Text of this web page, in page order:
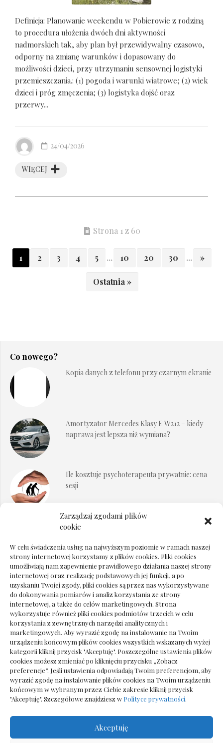
Zarządzaj zgodami plików
cookie
W celu świadczenia usług na najwyższym poziomie w ramach naszej
strony internetowej korzystamy z plików cookies. Pliki cookies
umożliwiają nam zapewnienie prawidłowego działania naszej strony
internetowej oraz realizację podstawowych jej funkcji, a po
uzyskaniu Twojej zgody, pliki cookies są przez nas wykorzystywane
do dokonywania pomiarów i analiz korzystania ze strony
internetowej, a także do celów marketingowych. Strona
wykorzystuje również pliki cookies podmiotów trzecich w celu
korzystania z zewnętrznych narzędzi analitycznych i
marketingowych. Aby wyrazić zgodę na instalowanie na Twoim
urządzeniu końcowym plików cookies wszystkich wskazanych wyżej
kategorii kliknij przycisk "Akceptuję". Poszczególne ustawienia plików
cookies możesz zmieniać po kliknięciu przycisku „Zobacz
preferencje”. Jeśli ustawienia odpowiadają Twoim preferencjom, aby
wyrazić zgodę na instalowanie plików cookies na Twoim urządzeniu
końcowym w wybranym przez Ciebie zakresie kliknij przycisk
"Akceptuję". Szczegółowe znajdziesz w Polityce prywatności.
Akceptuję
Definicja: Planowanie weekendu w Pobierowie z rodziną
to procedura ułożenia dwóch dni aktywności
nadmorskich tak, aby plan był przewidywalny czasowo,
odporny na zmianę warunków i dopasowany do
możliwości dzieci, przy utrzymaniu sensownej logistyki
przemieszczania.: (1) pogoda i warunki wiatrowe; (2) wiek
dzieci i próg zmęczenia; (3) logistyka dojść oraz
przerwy...
WIĘCEJ
24/04/2026
Strona 1 z 60
1 2 3 4 5 ... 10 20 30 ... »
Ostatnia »
Co nowego?
Kopia danych z telefonu przy czarnym ekranie
Amortyzator Mercedes Klasy E W212 – kiedy
naprawa jest lepsza niż wymiana?
Ile kosztuje psychoterapeuta prywatnie: cena
sesji
Dokumenty do odbioru przy zmianie biura
Deska podłogowa do salonu: jak wybrać bez
pośpiechu